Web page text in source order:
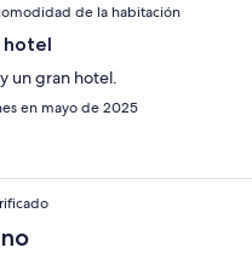
de la habitación
hotel
un gran hotel.
en mayo de 2025